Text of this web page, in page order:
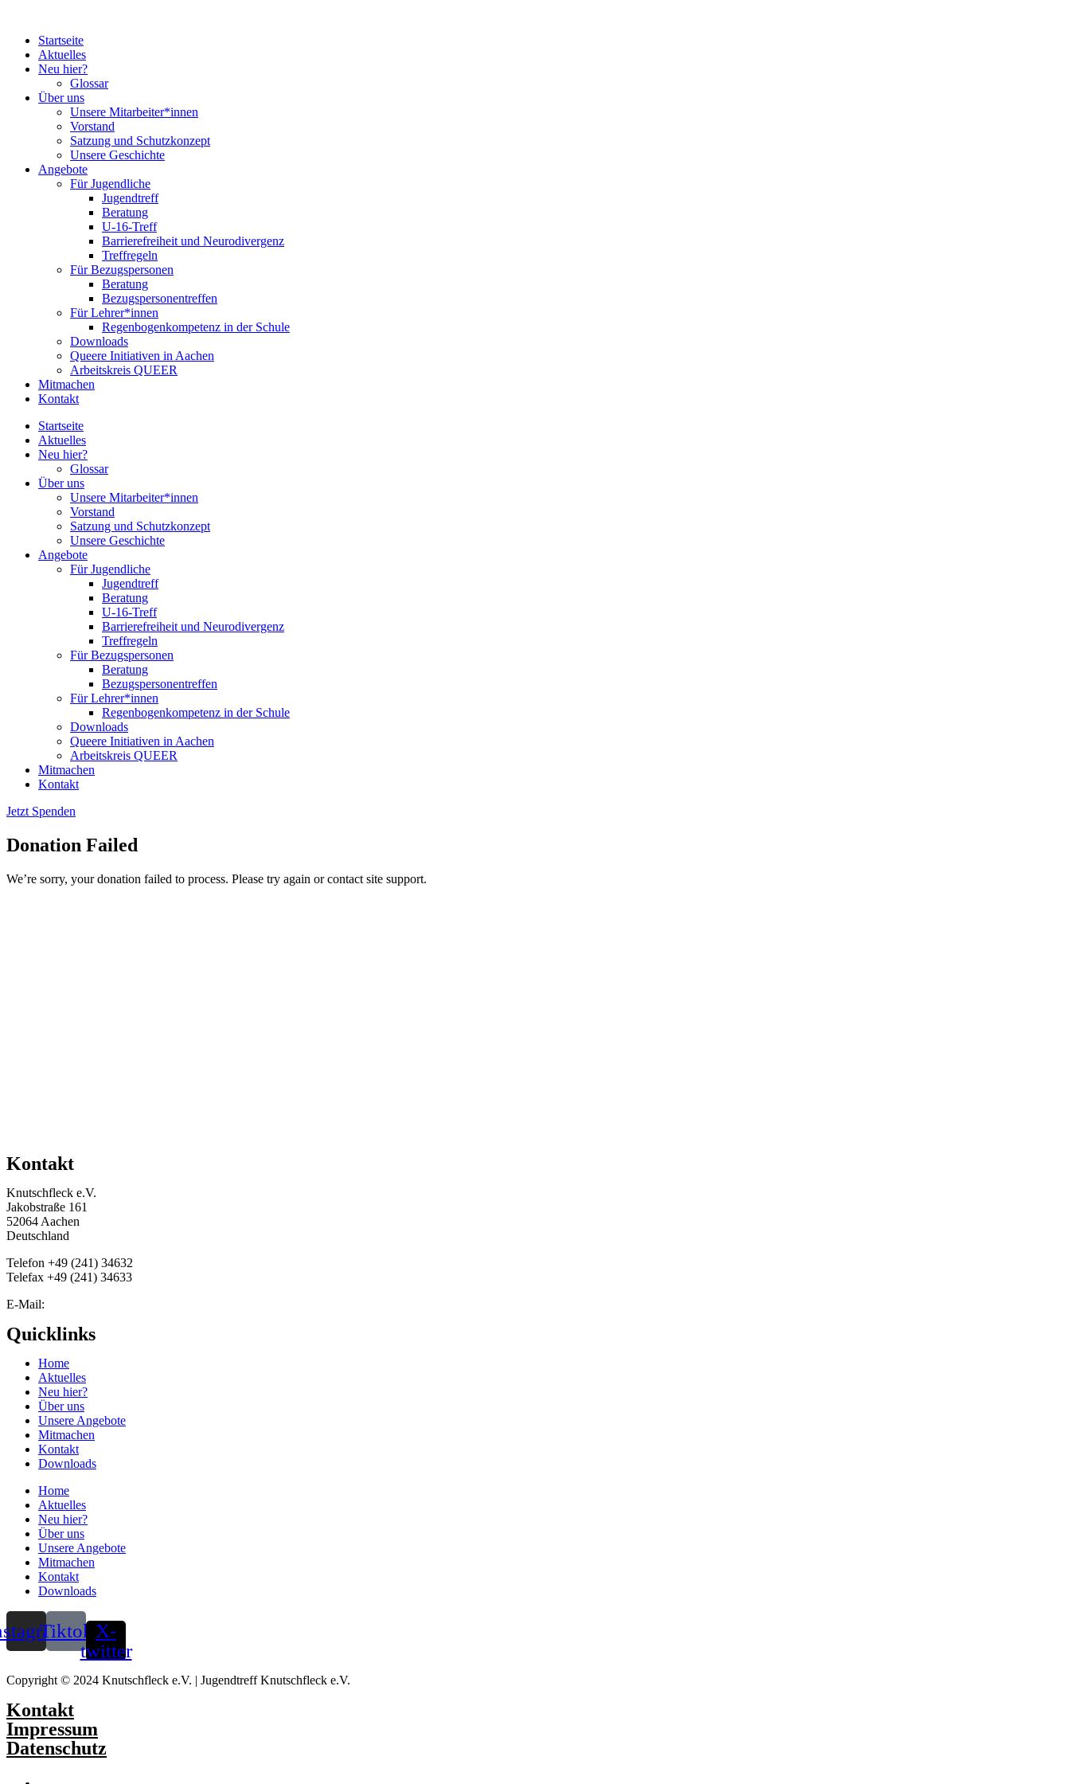
Startseite
Aktuelles
Neu hier?
Glossar
Über uns
Unsere Mitarbeiter*innen
Vorstand
Satzung und Schutzkonzept
Unsere Geschichte
Angebote
Für Jugendliche
Jugendtreff
Beratung
U-16-Treff
Barrierefreiheit und Neurodivergenz
Treffregeln
Für Bezugspersonen
Beratung
Bezugspersonentreffen
Für Lehrer*innen
Regenbogenkompetenz in der Schule
Downloads
Queere Initiativen in Aachen
Arbeitskreis QUEER
Mitmachen
Kontakt
Startseite
Aktuelles
Neu hier?
Glossar
Über uns
Unsere Mitarbeiter*innen
Vorstand
Satzung und Schutzkonzept
Unsere Geschichte
Angebote
Für Jugendliche
Jugendtreff
Beratung
U-16-Treff
Barrierefreiheit und Neurodivergenz
Treffregeln
Für Bezugspersonen
Beratung
Bezugspersonentreffen
Für Lehrer*innen
Regenbogenkompetenz in der Schule
Downloads
Queere Initiativen in Aachen
Arbeitskreis QUEER
Mitmachen
Kontakt
Jetzt Spenden
Donation Failed
We’re sorry, your donation failed to process. Please try again or contact site support.
Kontakt
Knutschfleck e.V.
Jakobstraße 161
52064 Aachen
Deutschland
Telefon +49 (241) 34632‬
Telefax +49 (241) 34633
E-Mail:
Quicklinks
Home
Aktuelles
Neu hier?
Über uns
Unsere Angebote
Mitmachen
Kontakt
Downloads
Home
Aktuelles
Neu hier?
Über uns
Unsere Angebote
Mitmachen
Kontakt
Downloads
Tiktok X-
twitter
Copyright © 2024 Knutschfleck e.V. | Jugendtreff Knutschfleck e.V.
Kontakt
Impressum
Datenschutz